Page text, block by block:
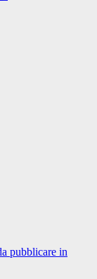
pubblicare in